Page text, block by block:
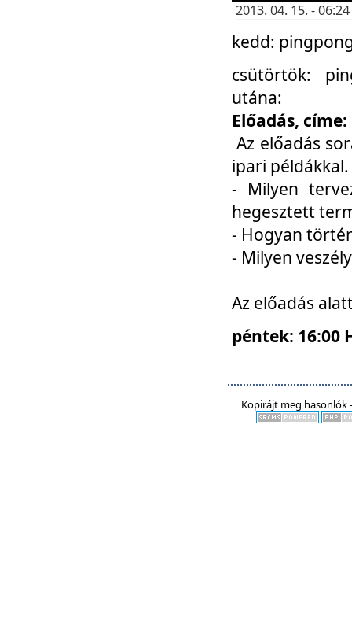
2013. 04. 15. -
kedd:
csütörtök:
utána:
Előadás,
Az előadás
ipari
- Milyen
hegesztett
- Hogyan
- Milyen
Az előadás
péntek: 16:00
Kopirájt meg hasonlók